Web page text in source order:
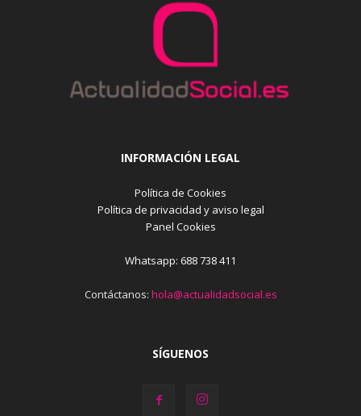
INFORMACIÓN LEGAL
Política de Cookies
Política de privacidad y aviso legal
Panel Cookies
Whatsapp: 688 738 411
Contáctanos: hola@actualidadsocial.es
SÍGUENOS